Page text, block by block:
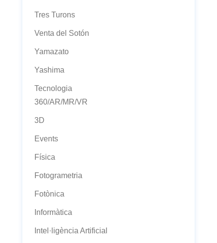
Tres Turons
Venta del Sotón
Yamazato
Yashima
Tecnologia
360/AR/MR/VR
3D
Events
Física
Fotogrametria
Fotònica
Informàtica
Intel·ligència Artificial